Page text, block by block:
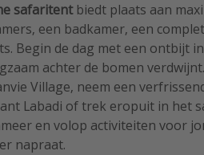
safaritentbiedt plaats aan
een badkamer, een
Begin de dag met een ontbijt
achter de bomen
Village, neem een
Labadi of trek eropuit in het
en volop activiteiten voor
napraat.